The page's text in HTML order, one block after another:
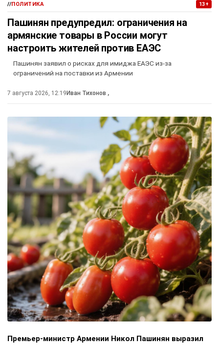
//ПОЛИТИКА 13+
Пашинян предупредил: ограничения на
армянские товары в России могут
настроить жителей против ЕАЭС
Пашинян заявил о рисках для имиджа ЕАЭС из-за
ограничений на поставки из Армении
7 августа 2026, 12:19Иван Тихонов ,
Премьер-министр Армении Никол Пашинян выразил